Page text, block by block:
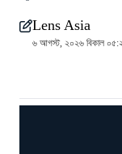
Lens Asia
৬ আগস্ট, ২০২৬ বিকাল